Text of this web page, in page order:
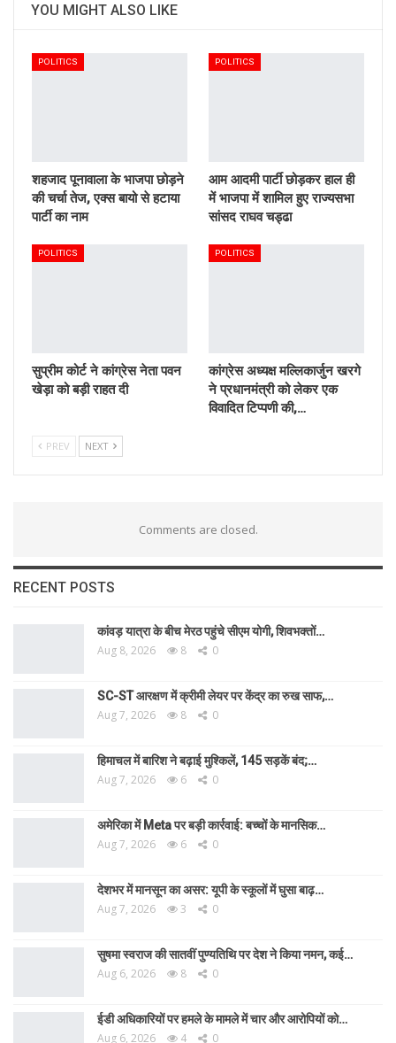
YOU MIGHT ALSO LIKE
POLITICS
शहजाद पूनावाला के भाजपा छोड़ने
की चर्चा तेज, एक्स बायो से हटाया
पार्टी का नाम
POLITICS
आम आदमी पार्टी छोड़कर हाल ही
में भाजपा में शामिल हुए राज्यसभा
सांसद राघव चड्ढा
POLITICS
सुप्रीम कोर्ट ने कांग्रेस नेता पवन
खेड़ा को बड़ी राहत दी
POLITICS
कांग्रेस अध्यक्ष मल्लिकार्जुन खरगे
ने प्रधानमंत्री को लेकर एक
विवादित टिप्पणी की,…
PREV NEXT
Comments are closed.
RECENT POSTS
कांवड़ यात्रा के बीच मेरठ पहुंचे सीएम योगी, शिवभक्तों…
Aug 8, 2026 8 0
SC-ST आरक्षण में क्रीमी लेयर पर केंद्र का रुख साफ,…
Aug 7, 2026 8 0
हिमाचल में बारिश ने बढ़ाई मुश्किलें, 145 सड़कें बंद;…
Aug 7, 2026 6 0
अमेरिका में Meta पर बड़ी कार्रवाई: बच्चों के मानसिक…
Aug 7, 2026 6 0
देशभर में मानसून का असर: यूपी के स्कूलों में घुसा बाढ़…
Aug 7, 2026 3 0
सुषमा स्वराज की सातवीं पुण्यतिथि पर देश ने किया नमन, कई…
Aug 6, 2026 8 0
ईडी अधिकारियों पर हमले के मामले में चार और आरोपियों को…
Aug 6, 2026 4 0